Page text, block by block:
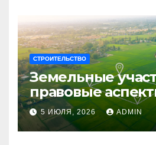
СТРОИТЕЛЬСТВО
Земельные
правовые
возможности
использования
5 ИЮЛЯ, 2026 ADMIN